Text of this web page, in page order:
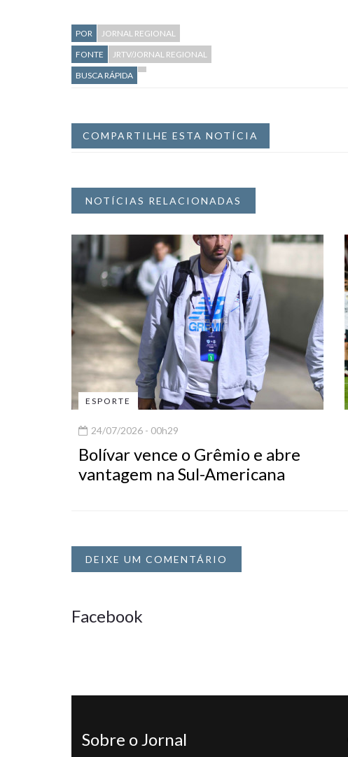
POR
JORNAL REGIONAL
FONTE
JRTV/JORNAL REGIONAL
BUSCA RÁPIDA
COMPARTILHE ESTA NOTÍCIA
NOTÍCIAS RELACIONADAS
ESPORTE
24/07/2026 - 00h29
Bolívar vence o Grêmio e abre
vantagem na Sul-Americana
DEIXE UM COMENTÁRIO
Facebook
Sobre o Jornal